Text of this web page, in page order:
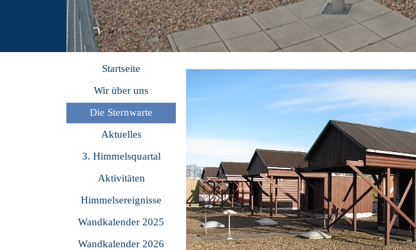
Startseite
Wir über uns
Die Sternwarte
Aktuelles
3. Himmelsquartal
Aktivitäten
Himmelsereignisse
Wandkalender 2025
Wandkalender 2026